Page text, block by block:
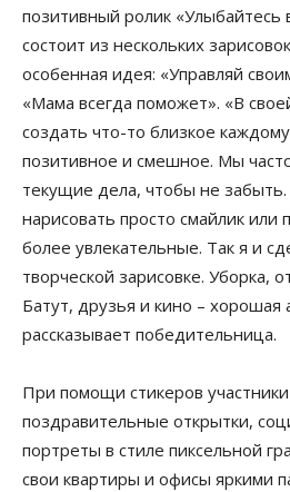
позитивный ролик
состоит из нескольких
особенная идея: «Управляй
«Мама всегда поможет». «В
создать что-то близкое
позитивное и смешное. Мы
текущие дела, чтобы не забыть.
нарисовать просто смайлик или
более увлекательные. Так я и
творческой зарисовке. Уборка,
Батут, друзья и кино – хорошая
рассказывает победительница.
При помощи стикеров участники
поздравительные открытки,
портреты в стиле пиксельной
свои квартиры и офисы яркими